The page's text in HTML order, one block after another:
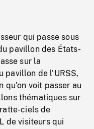
qui passe sous
pavillon des États-
sur la
pavillon de l'URSS,
qu'on voit passer au
thématiques sur
ciels de
de visiteurs qui